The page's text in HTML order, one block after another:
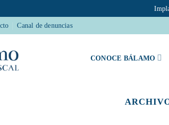
Canal de denuncias
CONOCE BÁLAMO